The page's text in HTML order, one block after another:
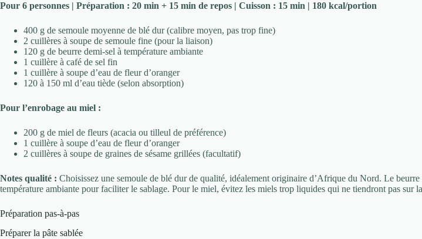
Pour 6 personnes | Préparation : 20 min + 15 min de repos | Cuisson : 15 min | 180 kcal/portion
400 g de semoule moyenne de blé dur (calibre moyen, pas trop fine)
2 cuillères à soupe de semoule fine (pour la liaison)
120 g de beurre demi-sel à température ambiante
1 cuillère à café de sel fin
1 cuillère à soupe d’eau de fleur d’oranger
120 à 150 ml d’eau tiède (selon absorption)
Pour l’enrobage au miel :
200 g de miel de fleurs (acacia ou tilleul de préférence)
1 cuillère à soupe d’eau de fleur d’oranger
2 cuillères à soupe de graines de sésame grillées (facultatif)
Notes qualité : Choisissez une semoule de blé dur de qualité, idéalement originaire d’Afrique du Nord. Le beurre
température ambiante pour faciliter le sablage. Pour le miel, évitez les miels trop liquides qui ne tiendront pas sur
Préparation pas-à-pas
Préparer la pâte sablée